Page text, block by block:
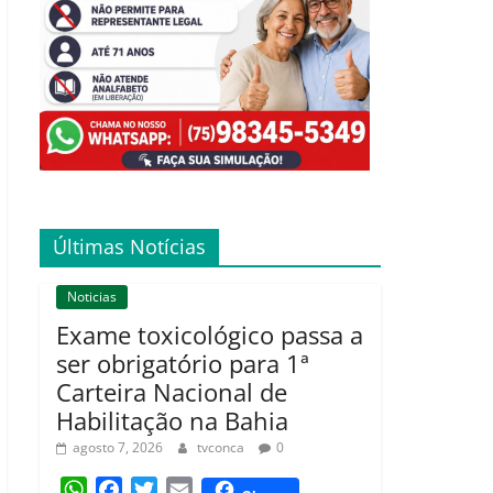
Últimas Notícias
Noticias
Exame toxicológico passa a
ser obrigatório para 1ª
Carteira Nacional de
Habilitação na Bahia
agosto 7, 2026 tvconca 0